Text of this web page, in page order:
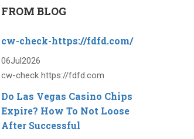
FROM BLOG
cw-check-https://fdfd.com/
06Jul2026
cw-check https://fdfd.com
Do Las Vegas Casino Chips
Expire? How To Not Loose
After Successful